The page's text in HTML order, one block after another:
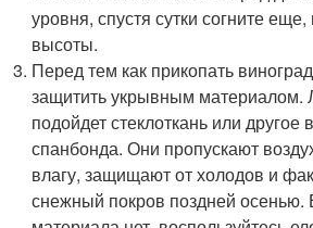
уровня, спустя сутки согните
высоты.
Перед тем как прикопать
защитить укрывным материалом.
подойдет стеклоткань или другое
спанбонда. Они пропускают
влагу, защищают от холодов и
снежный покров поздней осенью.